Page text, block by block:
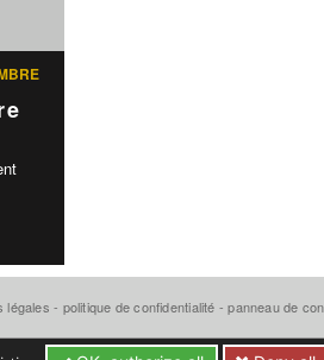
légales - politique de confidentialité -panneau de